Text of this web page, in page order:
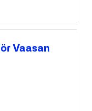
Vaasan